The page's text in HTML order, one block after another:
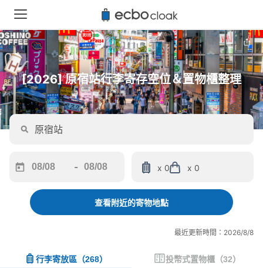
[2026] 原宿站行李寄存空位＆置物櫃整理
forward
interact
and
-
backward
interact
and
x 0 x 0
查看附近的寄物地點
最近更新時間：2026/8/8
行李寄放區 （268） 投幣式置物櫃 （32）